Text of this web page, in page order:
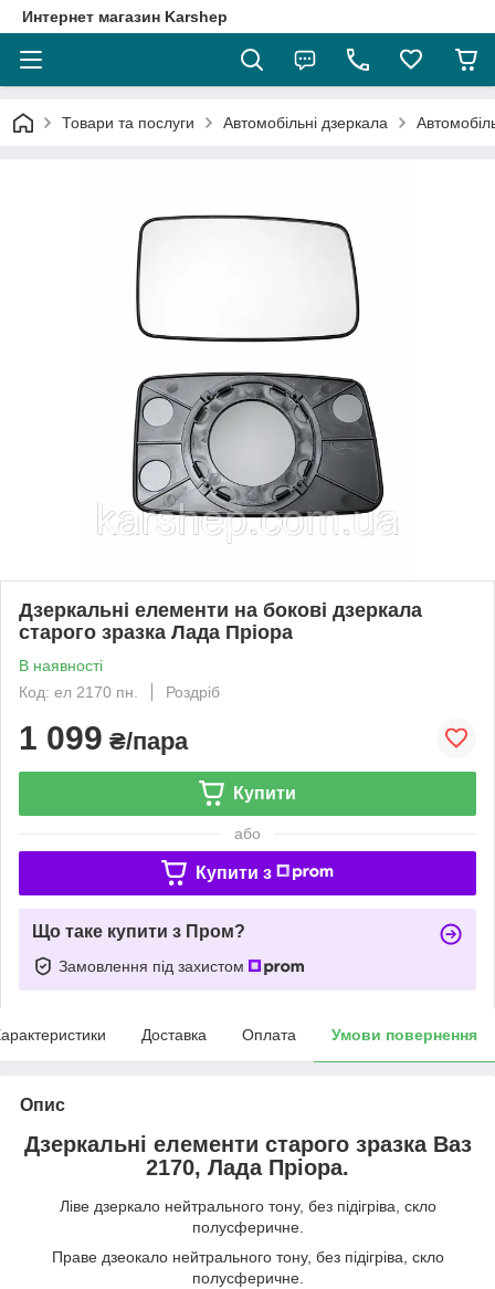
Интернет магазин Karshep
Товари та послуги Автомобільні дзеркала
Дзеркальні елементи на бокові дзеркала
старого зразка Лада Пріора
В наявності
Код: ел 2170 пн.
Роздріб
1 099 ₴/пара
Купити
або
Купити з
Що таке купити з Пром?
Замовлення під захистом
Доставка Оплата Умови повернення
Опис
Дзеркальні елементи старого зразка Ваз
2170, Лада Пріора.
Ліве дзеркало нейтрального тону, без підігріва, скло
полусферичне.
Праве дзеокало нейтрального тону, без підігріва, скло
полусферичне.